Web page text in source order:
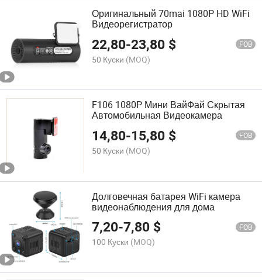
Оригинальный 70mai 1080P HD WiFi
Видеорегистратор
22,80-23,80 $ FOB
50 Куски (MOQ)
F106 1080P Мини ВайФай Скрытая
Автомобильная Видеокамера
14,80-15,80 $ FOB
50 Куски (MOQ)
Долговечная батарея WiFi камера
видеонаблюдения для дома
7,20-7,80 $ FOB
100 Куски (MOQ)